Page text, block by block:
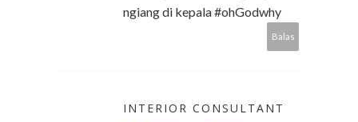
ngiang di kepala #ohGodwhy
Balas
INTERIOR CONSULTANT